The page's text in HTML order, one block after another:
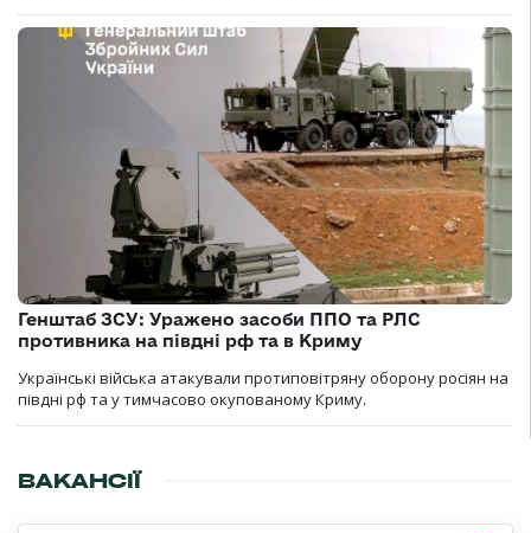
Генштаб ЗСУ: Уражено засоби ППО та РЛС
противника на півдні рф та в Криму
Українські війська атакували протиповітряну оборону росіян на
півдні рф та у тимчасово окупованому Криму.
ВАКАНСІЇ